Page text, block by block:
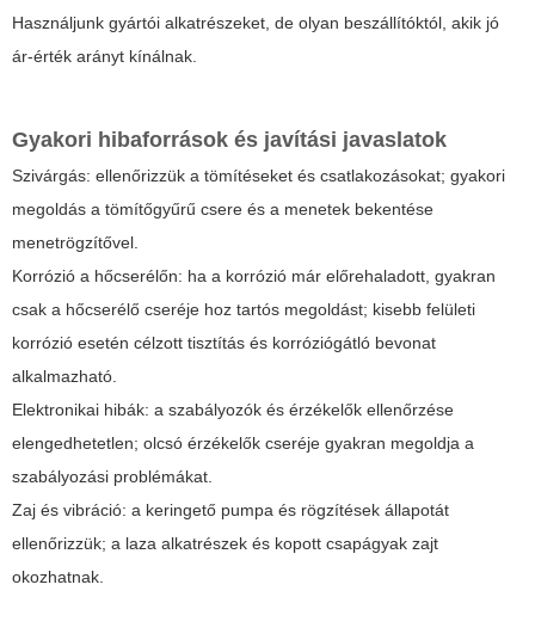
Használjunk gyártói alkatrészeket, de olyan beszállítóktól, akik jó
ár-érték arányt kínálnak.
Gyakori hibaforrások és javítási javaslatok
Szivárgás: ellenőrizzük a tömítéseket és csatlakozásokat; gyakori
megoldás a tömítőgyűrű csere és a menetek bekentése
menetrögzítővel.
Korrózió a hőcserélőn: ha a korrózió már előrehaladott, gyakran
csak a hőcserélő cseréje hoz tartós megoldást; kisebb felületi
korrózió esetén célzott tisztítás és korróziógátló bevonat
alkalmazható.
Elektronikai hibák: a szabályozók és érzékelők ellenőrzése
elengedhetetlen; olcsó érzékelők cseréje gyakran megoldja a
szabályozási problémákat.
Zaj és vibráció: a keringető pumpa és rögzítések állapotát
ellenőrizzük; a laza alkatrészek és kopott csapágyak zajt
okozhatnak.